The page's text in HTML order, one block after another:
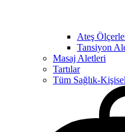
Ateş
Tansiyon
Masaj Aletleri
Tartılar
Tüm Sağlık-